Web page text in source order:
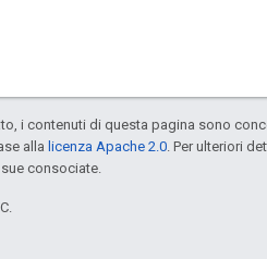
i contenuti di questa pagina sono
alla licenza Apache 2.0 . Per ulteriori
consociate.